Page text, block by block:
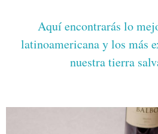
Aquí encontrarás lo
latinoamericana y los más
nuestra tierra